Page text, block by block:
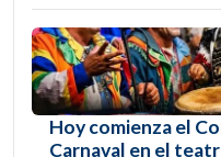
Hoy comienza el
Carnaval en el